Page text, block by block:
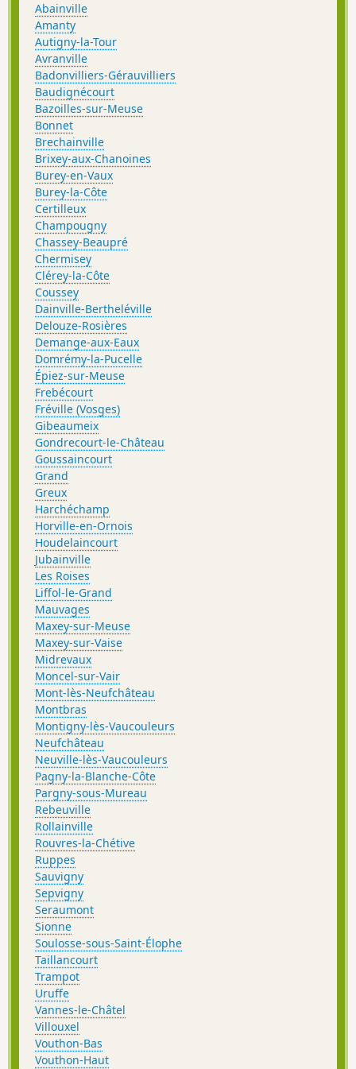
Abainville
Amanty
Autigny-la-Tour
Avranville
Badonvilliers-Gérauvilliers
Baudignécourt
Bazoilles-sur-Meuse
Bonnet
Brechainville
Brixey-aux-Chanoines
Burey-en-Vaux
Burey-la-Côte
Certilleux
Champougny
Chassey-Beaupré
Chermisey
Clérey-la-Côte
Coussey
Dainville-Bertheléville
Delouze-Rosières
Demange-aux-Eaux
Domrémy-la-Pucelle
Épiez-sur-Meuse
Frebécourt
Fréville (Vosges)
Gibeaumeix
Gondrecourt-le-Château
Goussaincourt
Grand
Greux
Harchéchamp
Horville-en-Ornois
Houdelaincourt
Jubainville
Les Roises
Liffol-le-Grand
Mauvages
Maxey-sur-Meuse
Maxey-sur-Vaise
Midrevaux
Moncel-sur-Vair
Mont-lès-Neufchâteau
Montbras
Montigny-lès-Vaucouleurs
Neufchâteau
Neuville-lès-Vaucouleurs
Pagny-la-Blanche-Côte
Pargny-sous-Mureau
Rebeuville
Rollainville
Rouvres-la-Chétive
Ruppes
Sauvigny
Sepvigny
Seraumont
Sionne
Soulosse-sous-Saint-Élophe
Taillancourt
Trampot
Uruffe
Vannes-le-Châtel
Villouxel
Vouthon-Bas
Vouthon-Haut